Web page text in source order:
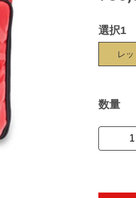
選択1
レッ
数量